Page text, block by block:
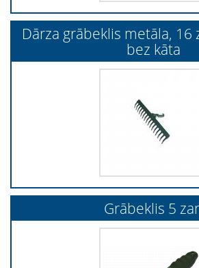
Dārza grābeklis metāla, 16
bez kāta
Grābeklis 5